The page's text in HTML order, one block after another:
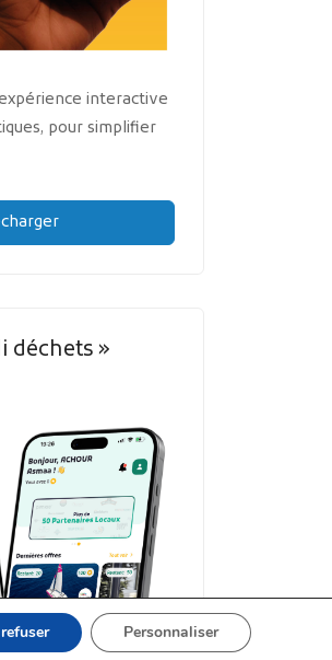
interactive
pour simplifier
déchets »
Personnaliser